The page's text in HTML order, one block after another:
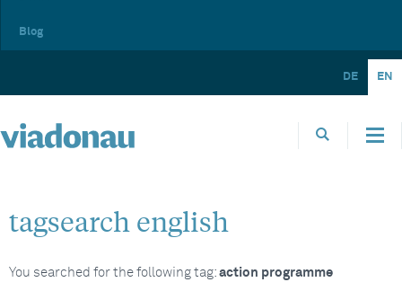
Blog
DE EN
tagsearch english
You searched for the following tag: action programme